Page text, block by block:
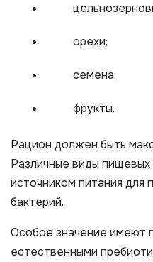
орехи;
семена;
фрукты.
Рацион должен быть
Различные виды
источником питания для
бактерий.
Особое значение имеют
естественными